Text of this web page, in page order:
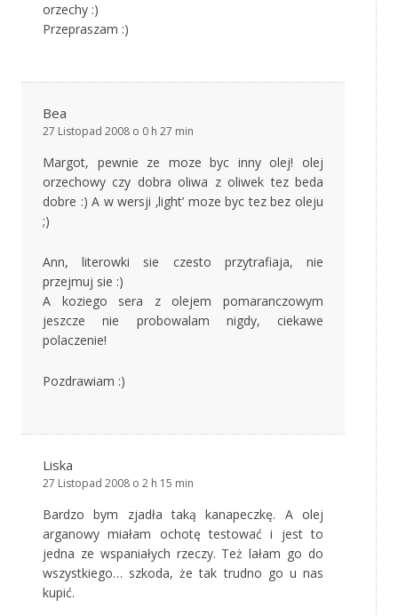
orzechy :)
Przepraszam :)
Bea
27 Listopad 2008 o 0 h 27 min
Margot, pewnie ze moze byc inny olej! olej
orzechowy czy dobra oliwa z oliwek tez beda
dobre :) A w wersji ‚light’ moze byc tez bez oleju
;)
Ann, literowki sie czesto przytrafiaja, nie
przejmuj sie :)
A koziego sera z olejem pomaranczowym
jeszcze nie probowalam nigdy, ciekawe
polaczenie!
Pozdrawiam :)
Liska
27 Listopad 2008 o 2 h 15 min
Bardzo bym zjadła taką kanapeczkę. A olej
arganowy miałam ochotę testować i jest to
jedna ze wspaniałych rzeczy. Też lałam go do
wszystkiego… szkoda, że tak trudno go u nas
kupić.